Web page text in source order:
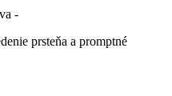
-
prsteňa a promptné